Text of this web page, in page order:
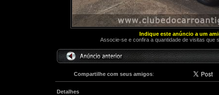
Indique este anúncio a um
Associe-se e confira a quantidade de visitas que
Compartilhe com seus amigos:
Detalhes